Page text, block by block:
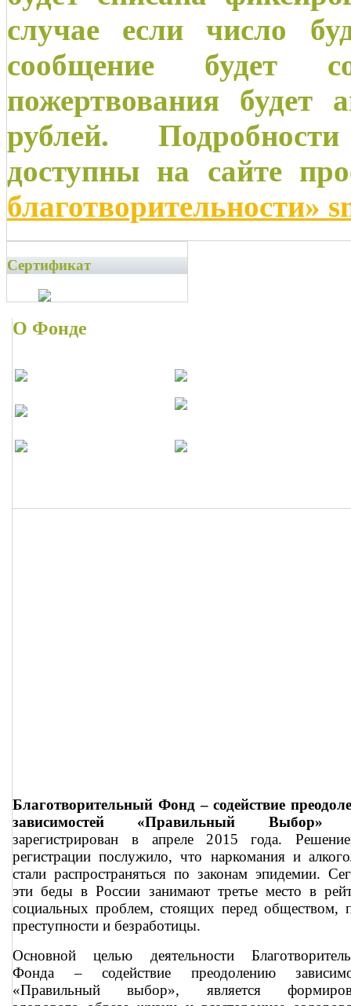
случае если число
сообщение будет
пожертвования будет
рублей.
доступны на сайте
благотворительности»
Сертификат
О Фонде
Благотворительный Фонд – содействие
зависимостей «Правильный Выбор»
зарегистрирован в апреле 2015 года.
регистрации послужило, что наркомания и
стали распространяться по законам эпидемии.
эти беды в России занимают третье место в
социальных проблем, стоящих перед обществом,
преступности и безработицы.
Основной целью деятельности
Фонда – содействие преодолению
«Правильный выбор», является